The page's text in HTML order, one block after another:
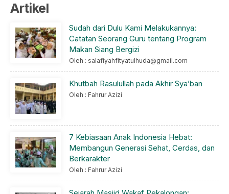
Artikel
Sudah dari Dulu Kami Melakukannya:
Catatan Seorang Guru tentang Program
Makan Siang Bergizi
Oleh : salafiyahfityatulhuda@gmail.com
Khutbah Rasulullah pada Akhir Sya’ban
Oleh : Fahrur Azizi
7 Kebiasaan Anak Indonesia Hebat:
Membangun Generasi Sehat, Cerdas, dan
Berkarakter
Oleh : Fahrur Azizi